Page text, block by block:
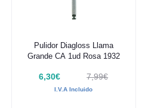
Añadir al carrito
Pulidor Diagloss Llama
Grande CA 1ud Rosa 1932
6,30€ 7,99€
I.V.A Incluido